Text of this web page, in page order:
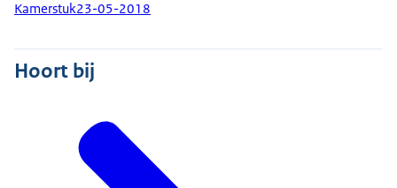
Kamerstuk23-05-2018
Hoort bij